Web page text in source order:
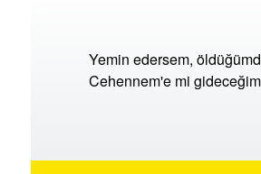
Yemin edersem,
Cehennem'e mi